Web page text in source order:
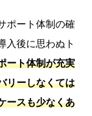
ポート体制の確
入後に思わぬト
ート体制が充実
リーしなくては
ースも少なくあ